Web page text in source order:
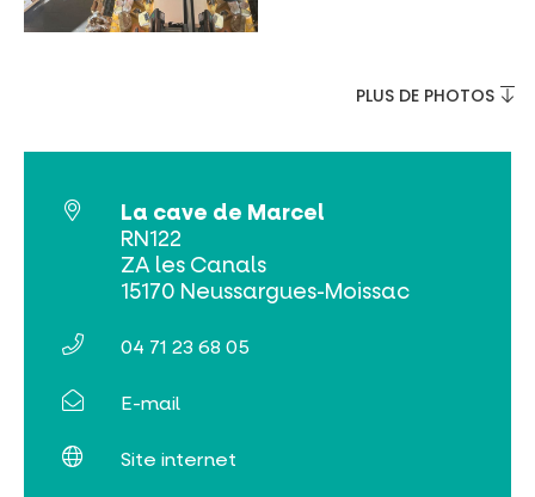
Billetterie en ligne
PLUS DE PHOTOS
La cave de Marcel
RN122
ZA les Canals
15170 Neussargues-Moissac
04 71 23 68 05
E-mail
Site internet